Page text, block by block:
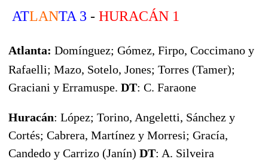
ATLANTA 3 - HURACÁN 1
Atlanta: Domínguez; Gómez, Firpo, Coccimano y
Rafaelli; Mazo, Sotelo, Jones; Torres (Tamer);
Graciani y Erramuspe. DT: C. Faraone
Huracán: López; Torino, Angeletti, Sánchez y
Cortés; Cabrera, Martínez y Morresi; Gracía,
Candedo y Carrizo (Janín) DT: A. Silveira